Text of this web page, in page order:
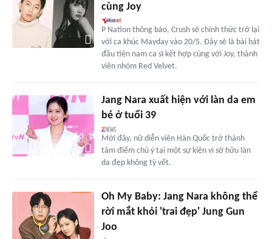
cùng Joy
P Nation thông báo, Crush sẽ chính thức trở lại
với ca khúc Mayday vào 20/5. Đây sẽ là bài hát
đầu tiên nam ca sĩ kết hợp cùng với Joy, thành
viên nhóm Red Velvet.
Jang Nara xuất hiện với làn da em
bé ở tuổi 39
Mới đây, nữ diễn viên Hàn Quốc trở thành
tâm điểm chú ý tại một sự kiện vì sở hữu làn
da đẹp không tỳ vết.
Oh My Baby: Jang Nara không thể
rời mắt khỏi 'trai đẹp' Jung Gun
Joo